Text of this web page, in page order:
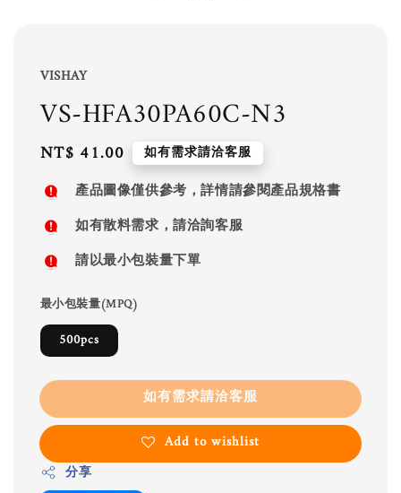
VISHAY
VS-HFA30PA60C-N3
Regular
price
NT$ 41.00 如有需求請洽客服
產品圖像僅供參考，詳情請參閱產品規格書
如有散料需求，請洽詢客服
請以最小包裝量下單
最小包裝量(MPQ)
500pcs
如有需求請洽客服
Add to wishlist
分享